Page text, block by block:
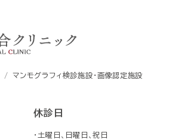
マンモグラフィ検診施設・画像認定施設
休診日
・土曜日、日曜日、祝日